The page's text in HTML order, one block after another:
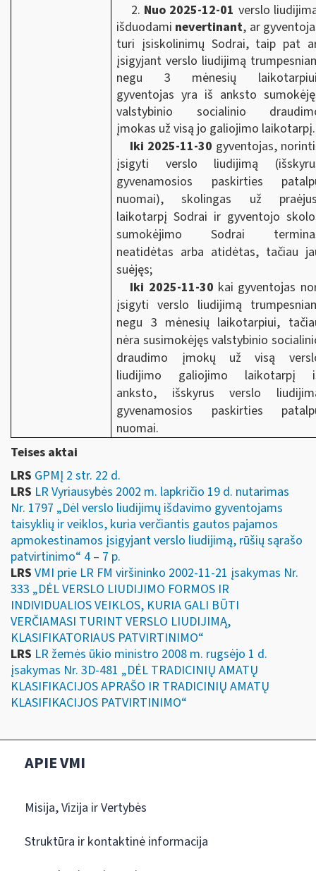
2. Nuo 2025-12-01 verslo
išduodami nevertinant, ar
turi įsiskolinimų Sodrai, taip pat
įsigyjant verslo liudijimą
negu 3 mėnesių
gyventojas yra iš anksto
valstybinio socialinio
įmokas už visą jo galiojimo laikotarpį.
Iki 2025-11-30 gyventojas,
įsigyti verslo liudijimą
gyvenamosios paskirties
nuomai), skolingas už
laikotarpį Sodrai ir gyventojo
sumokėjimo Sodrai
neatidėtas arba atidėtas, tačiau
suėjęs;
Iki 2025-11-30 kai gyventojas
įsigyti verslo liudijimą
negu 3 mėnesių laikotarpiui,
nėra susimokėjęs valstybinio
draudimo įmokų už visą
liudijimo galiojimo laikotarpį
anksto, išskyrus verslo
gyvenamosios paskirties
nuomai.
Teises aktai
LRS GPMĮ 2 str. 22 d.
LRS LR Vyriausybės 2002 m. lapkričio 19 d. nutarimas
Nr. 1797 „Dėl verslo liudijimų išdavimo gyventojams
taisyklių ir veiklos, kuria verčiantis gautos pajamos
apmokestinamos įsigyjant verslo liudijimą, rūšių sąrašo
patvirtinimo“ 4 – 7 p.
LRS VMI prie LR FM viršininko 2002-11-21 įsakymas Nr.
333 „DĖL VERSLO LIUDIJIMO FORMOS IR
INDIVIDUALIOS VEIKLOS, KURIA GALI BŪTI
VERČIAMASI TURINT VERSLO LIUDIJIMĄ,
KLASIFIKATORIAUS PATVIRTINIMO“
LRS LR žemės ūkio ministro 2008 m. rugsėjo 1 d.
įsakymas Nr. 3D-481 „DĖL TRADICINIŲ AMATŲ
KLASIFIKACIJOS APRAŠO IR TRADICINIŲ AMATŲ
KLASIFIKACIJOS PATVIRTINIMO“
APIE VMI
Misija, Vizija ir Vertybės
Struktūra ir kontaktinė informacija